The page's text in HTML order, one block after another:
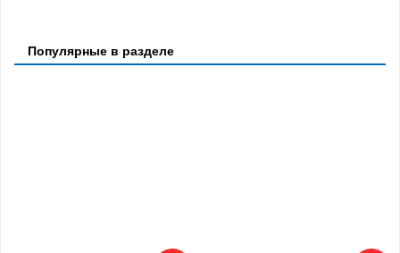
Популярные в разделе